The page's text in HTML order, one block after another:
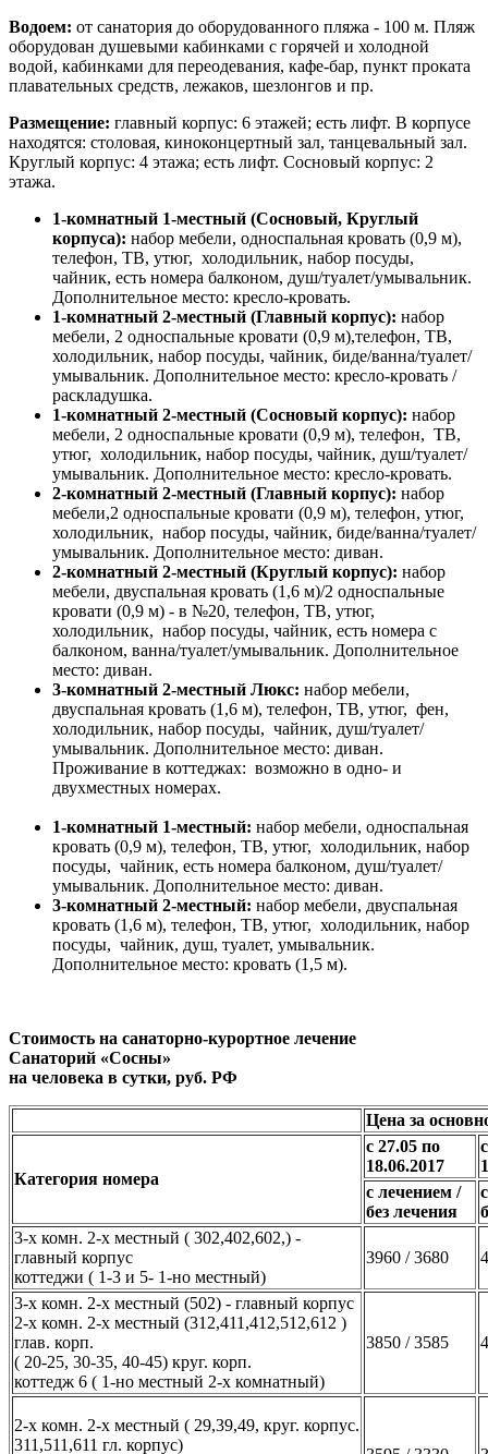
Водоем: от санатория до оборудованного пляжа - 100 м. Пляж
оборудован душевыми кабинками с горячей и холодной
водой, кабинками для переодевания, кафе-бар, пункт проката
плавательных средств, лежаков, шезлонгов и пр.
Размещение: главный корпус: 6 этажей; есть лифт. В корпусе
находятся: столовая, киноконцертный зал, танцевальный зал.
Круглый корпус: 4 этажа; есть лифт. Сосновый корпус: 2
этажа.
1-комнатный 1-местный (Сосновый, Круглый
корпуса): набор мебели, односпальная кровать (0,9 м),
телефон, ТВ, утюг, холодильник, набор посуды,
чайник, есть номера балконом, душ/туалет/умывальник.
Дополнительное место: кресло-кровать.
1-комнатный 2-местный (Главный корпус): набор
мебели, 2 односпальные кровати (0,9 м),телефон, ТВ,
холодильник, набор посуды, чайник, биде/ванна/туалет/
умывальник. Дополнительное место: кресло-кровать /
раскладушка.
1-комнатный 2-местный (Сосновый корпус): набор
мебели, 2 односпальные кровати (0,9 м), телефон, ТВ,
утюг, холодильник, набор посуды, чайник, душ/туалет/
умывальник. Дополнительное место: кресло-кровать.
2-комнатный 2-местный (Главный корпус): набор
мебели,2 односпальные кровати (0,9 м), телефон, утюг,
холодильник, набор посуды, чайник, биде/ванна/туалет/
умывальник. Дополнительное место: диван.
2-комнатный 2-местный (Круглый корпус): набор
мебели, двуспальная кровать (1,6 м)/2 односпальные
кровати (0,9 м) - в №20, телефон, ТВ, утюг,
холодильник, набор посуды, чайник, есть номера с
балконом, ванна/туалет/умывальник. Дополнительное
место: диван.
3-комнатный 2-местный Люкс: набор мебели,
двуспальная кровать (1,6 м), телефон, ТВ, утюг, фен,
холодильник, набор посуды, чайник, душ/туалет/
умывальник. Дополнительное место: диван.
Проживание в коттеджах: возможно в одно- и
двухместных номерах.
1-комнатный 1-местный: набор мебели, односпальная
кровать (0,9 м), телефон, ТВ, утюг, холодильник, набор
посуды, чайник, есть номера балконом, душ/туалет/
умывальник. Дополнительное место: диван.
3-комнатный 2-местный: набор мебели, двуспальная
кровать (1,6 м), телефон, ТВ, утюг, холодильник, набор
посуды, чайник, душ, туалет, умывальник.
Дополнительное место: кровать (1,5 м).
Стоимость на санаторно-курортное лечение
Санаторий «Сосны»
на человека в сутки, руб. РФ
Цена за
Категория номера
с 27.05 по
18.06.2017
с лечением /
без лечения
3-х комн. 2-х местный ( 302,402,602,) -
главный корпус
коттеджи ( 1-3 и 5- 1-но местный)
3960 / 3680
3-х комн. 2-х местный (502) - главный корпус
2-х комн. 2-х местный (312,411,412,512,612 )
глав. корп.
( 20-25, 30-35, 40-45) круг. корп.
коттедж 6 ( 1-но местный 2-х комнатный)
3850 / 3585
2-х комн. 2-х местный ( 29,39,49, круг. корпус.
311,511,611 гл. корпус)